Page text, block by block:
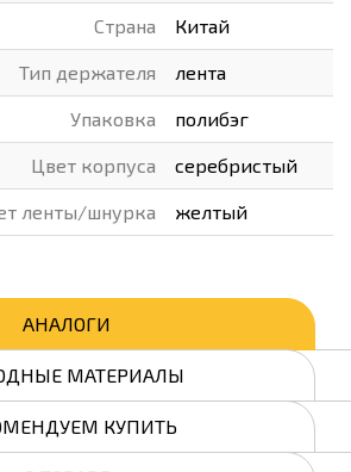
Страна Китай
Тип держателя лента
Упаковка полибэг
Цвет корпуса серебристый
ленты/шнурка желтый
АНАЛОГИ
МАТЕРИАЛЫ
КУПИТЬ